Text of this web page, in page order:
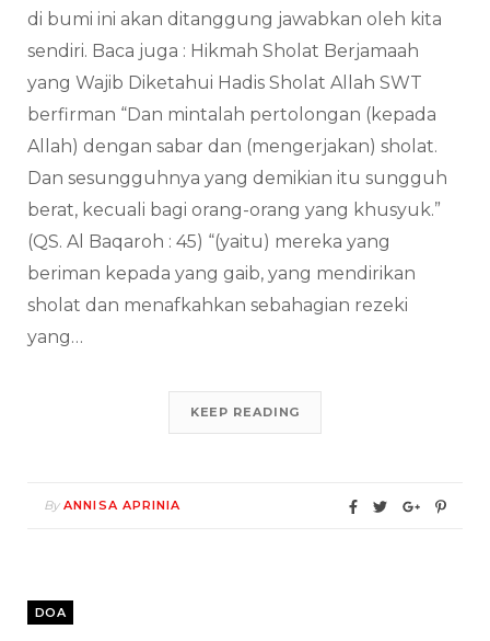
di bumi ini akan ditanggung jawabkan oleh kita
sendiri. Baca juga : Hikmah Sholat Berjamaah
yang Wajib Diketahui Hadis Sholat Allah SWT
berfirman “Dan mintalah pertolongan (kepada
Allah) dengan sabar dan (mengerjakan) sholat.
Dan sesungguhnya yang demikian itu sungguh
berat, kecuali bagi orang-orang yang khusyuk.”
(QS. Al Baqaroh : 45) “(yaitu) mereka yang
beriman kepada yang gaib, yang mendirikan
sholat dan menafkahkan sebahagian rezeki
yang…
KEEP READING
By ANNISA APRINIA
DOA